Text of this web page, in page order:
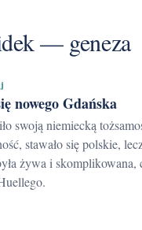
— geneza
nowego Gdańska
stawało się polskie,
żywa i skomplikowana,